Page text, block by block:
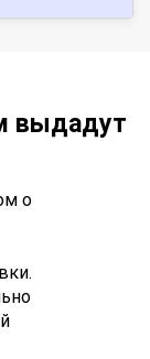
выдадут
о